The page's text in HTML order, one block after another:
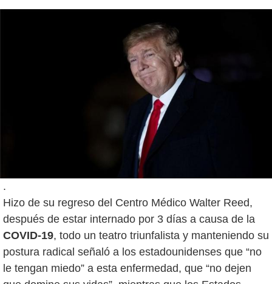
.
Hizo de su regreso del Centro Médico Walter Reed,
después de estar internado por 3 días a causa de la
COVID-19, todo un teatro triunfalista y manteniendo su
postura radical señaló a los estadounidenses que “no
le tengan miedo” a esta enfermedad, que “no dejen